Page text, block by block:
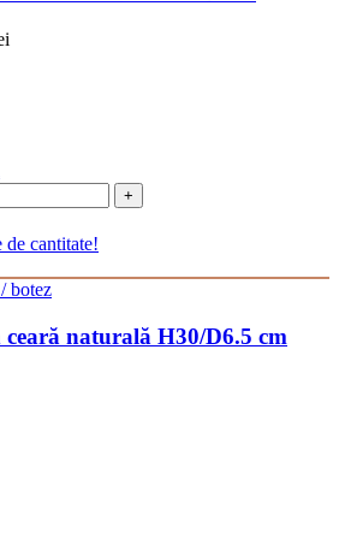
+
cantitate!
botez
naturală H30/D6.5 cm